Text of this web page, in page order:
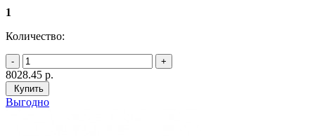
1
Количество:
8028.45 р.
Купить
Выгодно